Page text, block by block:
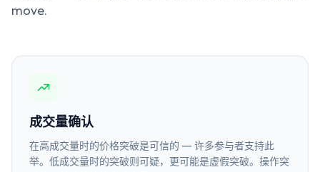
move.
成交量确认
在高成交量时的价格突破是可信的 — 许多参与者支持此
举。低成交量时的突破则可疑，更可能是虚假突破。操作突